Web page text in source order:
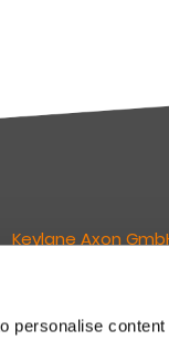
personalise
Keylane Axon
Lukas van Grunsven